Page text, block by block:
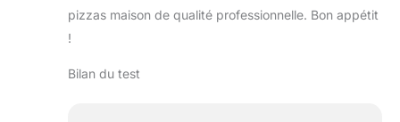
pizzas maison de qualité professionnelle. Bon appétit
!
Bilan du test